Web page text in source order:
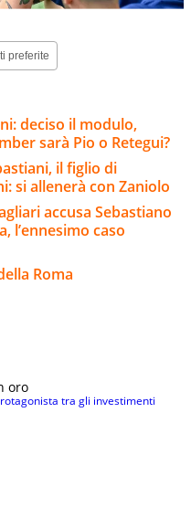
preferite
deciso il modulo,
sarà Pio o Retegui?
il figlio di
si allenerà con Zaniolo
accusa Sebastiano
l’ennesimo caso
Roma
oro
tra gli investimenti